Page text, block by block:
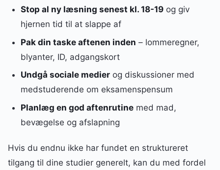
Stop al ny læsning senest kl. 18-19og giv
hjernen tid til at slappe af
Pak din taske aftenen inden – lommeregner,
blyanter, ID, adgangskort
Undgå sociale medierog diskussioner med
medstuderende om eksamenspensum
Planlæg en god aftenrutinemed mad,
bevægelse og afslapning
Hvis du endnu ikke har fundet en struktureret
tilgang til dine studier generelt, kan du med fordel